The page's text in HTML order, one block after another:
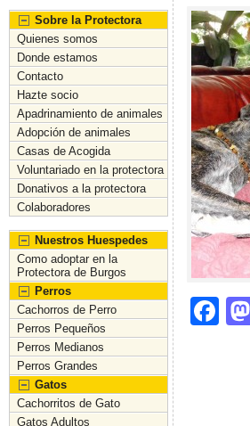
Sobre la Protectora
Quienes somos
Donde estamos
Contacto
Hazte socio
Apadrinamiento de animales
Adopción de animales
Casas de Acogida
Voluntariado en la protectora
Donativos a la protectora
Colaboradores
Nuestros Huespedes
Como adoptar en la
Protectora de Burgos
Perros
Cachorros de Perro
Perros Pequeños
Perros Medianos
Perros Grandes
Gatos
Cachorritos de Gato
Gatos Adultos
F